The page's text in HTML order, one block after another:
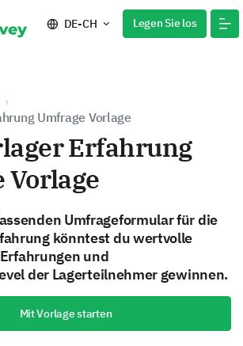
DE-CH Legen Sie los
Umfrage Vorlage
Erfahrung
Vorlage
Umfrageformular für die
könntest du wertvolle
und
der Lagerteilnehmer gewinnen.
Mit Vorlage starten